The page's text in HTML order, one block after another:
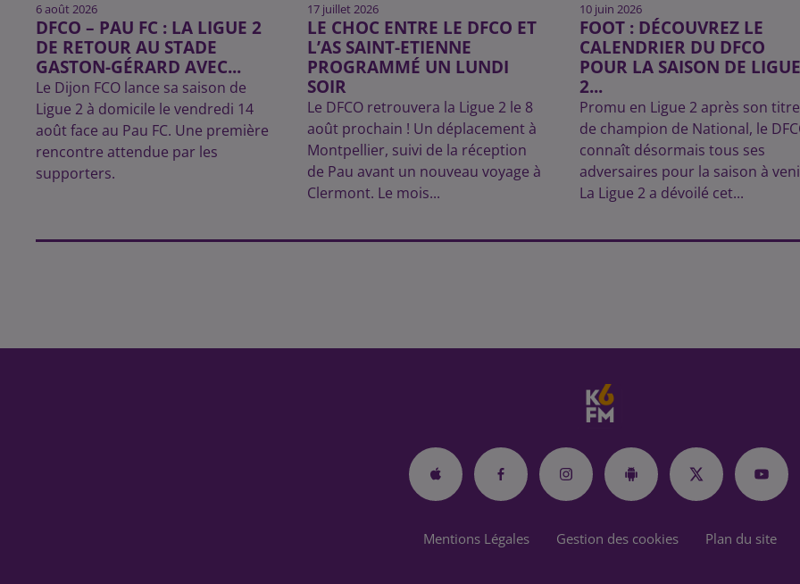
6 août 2026
DFCO – PAU FC : LA LIGUE 2
DE RETOUR AU STADE
GASTON-GÉRARD AVEC...
Le Dijon FCO lance sa saison de
Ligue 2 à domicile le vendredi 14
août face au Pau FC. Une première
rencontre attendue par les
supporters.
17 juillet 2026
LE CHOC ENTRE LE DFCO ET
L’AS SAINT-ETIENNE
PROGRAMMÉ UN LUNDI
SOIR
Le DFCO retrouvera la Ligue 2 le 8
août prochain ! Un déplacement à
Montpellier, suivi de la réception
de Pau avant un nouveau voyage à
Clermont. Le mois...
10 juin 2026
FOOT : DÉCOUVREZ LE
CALENDRIER DU DFCO
POUR LA SAISON DE LIGUE
2...
Promu en Ligue 2 après son titre
de champion de National, le
connaît désormais tous ses
adversaires pour la saison à
La Ligue 2 a dévoilé cet...
Mentions Légales Gestion des cookies Plan du site